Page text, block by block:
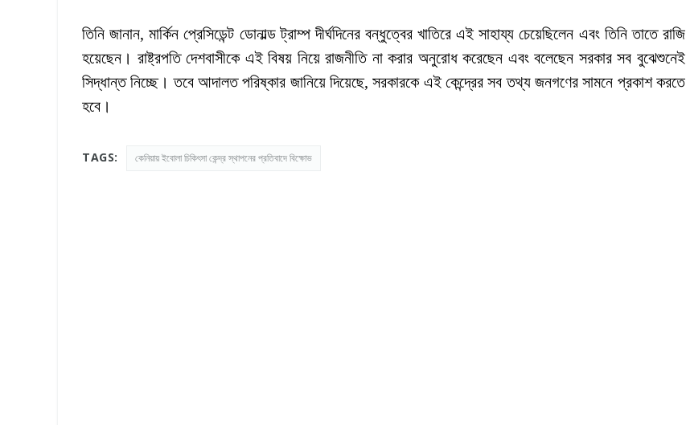
তিনি জানান, মার্কিন প্রেসিডেন্ট ডোনাল্ড ট্রাম্প দীর্ঘদিনের বন্ধুত্বের খাতিরে এই সাহায্য চেয়েছিলেন এবং তিনি তাতে রাজি
হয়েছেন। রাষ্ট্রপতি দেশবাসীকে এই বিষয় নিয়ে রাজনীতি না করার অনুরোধ করেছেন এবং বলেছেন সরকার সব বুঝেশুনেই
সিদ্ধান্ত নিচ্ছে। তবে আদালত পরিষ্কার জানিয়ে দিয়েছে, সরকারকে এই কেন্দ্রের সব তথ্য জনগণের সামনে প্রকাশ করতে
হবে।
TAGS: কেনিয়ায় ইবোলা চিকিৎসা কেন্দ্র স্থাপনের প্রতিবাদে বিক্ষোভ